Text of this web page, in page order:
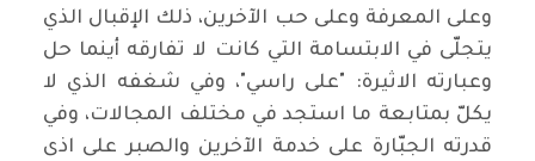
وعلى المعرفة وعلى حب الآخرين، ذلك الإقبال الذي
يتجلّى في الابتسامة التي كانت لا تفارقه أينما حل
وعبارته الاثيرة: "على راسي"، وفي شغفه الذي لا
يكلّ بمتابعة ما استجد في مختلف المجالات، وفي
قدرته الجبّارة على خدمة الآخرين والصبر على اذى